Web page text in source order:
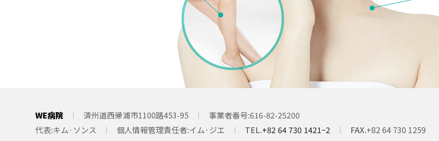
WE病院 済州道西帰浦市1100路453-95 事業者番号 616-82-25200
代表 キム·ソンス 個人情報管理責任者 イム·ジエ TEL.+82 64 730 1421~2 FAX.+82 64 730 1259